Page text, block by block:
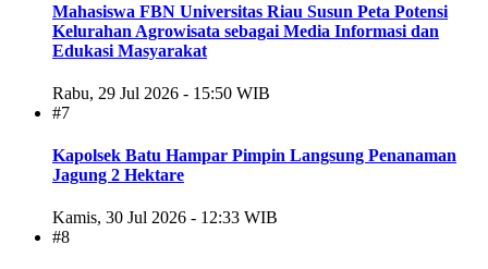
Mahasiswa FBN Universitas Riau Susun Peta Potensi
Kelurahan Agrowisata sebagai Media Informasi dan
Edukasi Masyarakat
Rabu, 29 Jul 2026 - 15:50 WIB
#7
Kapolsek Batu Hampar Pimpin Langsung Penanaman
Jagung 2 Hektare
Kamis, 30 Jul 2026 - 12:33 WIB
#8